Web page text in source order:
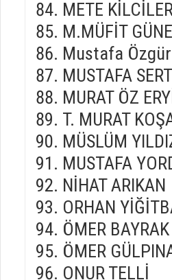
METE
M.MÜFİT
Mustafa
MUSTAFA
MURAT ÖZ
T. MURAT
MÜSLÜM
MUSTAFA
NİHAT ARIKAN
ORHAN
ÖMER BAYRAK
ÖMER
ONUR TELLİ